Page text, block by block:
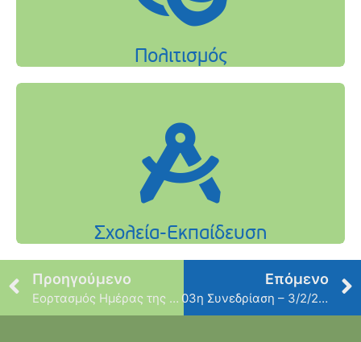
Προηγούμενο
Εορτασμός Ημέρας της Γυναίκας
Επόμενο
03η Συνεδρίαση – 3/2/2016